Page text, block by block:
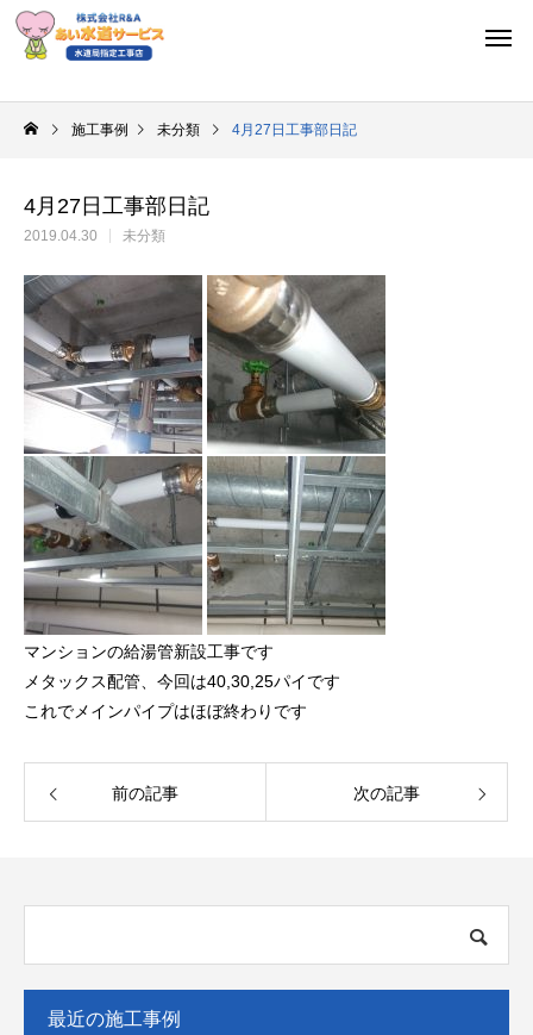
施工事例 未分類 4月27日工事部日記
4月27日工事部日記
2019.04.30 未分類
マンションの給湯管新設工事です
メタックス配管、今回は40,30,25パイです
これでメインパイプはほぼ終わりです
前の記事 次の記事
最近の施工事例